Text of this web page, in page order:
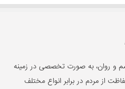
و روان، به صورت تخصصی در زمینه
از مردم در برابر انواع مختلف